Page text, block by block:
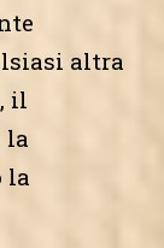
altra
il
la
la